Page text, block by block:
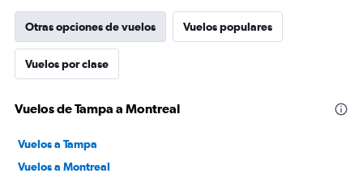
Otras opciones de vuelos Vuelos populares
Vuelos por clase
Vuelos de Tampa a Montreal
Vuelos a Tampa
Vuelos a Montreal